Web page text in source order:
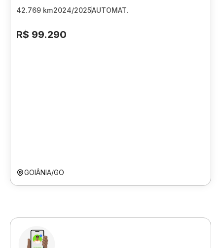
42.769 km2024/2025AUTOMAT.
R$ 99.290
GOIÂNIA/GO